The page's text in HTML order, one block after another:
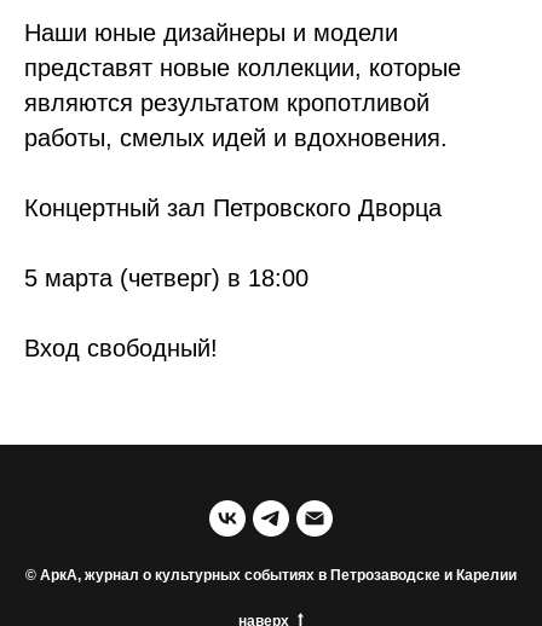
Наши юные дизайнеры и модели
представят новые коллекции, которые
являются результатом кропотливой
работы, смелых идей и вдохновения.
Концертный зал Петровского Дворца
5 марта (четверг) в 18:00
Вход свободный!
© АркА, журнал о культурных событиях в Петрозаводске и Карелии
наверх